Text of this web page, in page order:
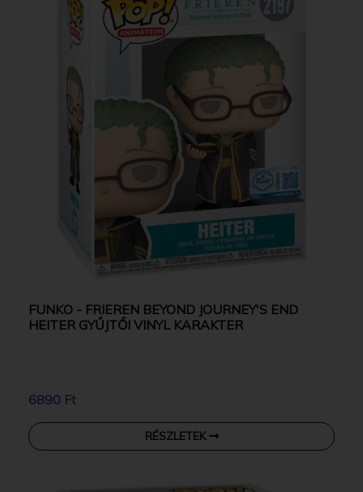
FUNKO - FRIEREN BEYOND JOURNEY'S END
HEITER GYŰJTŐI VINYL KARAKTER
6890 Ft
RÉSZLETEK